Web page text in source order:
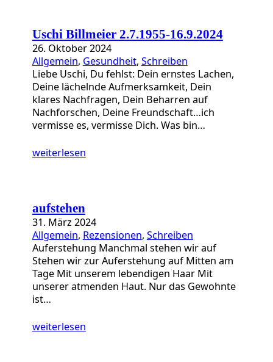
Uschi Billmeier 2.7.1955-16.9.2024
26. Oktober 2024
Allgemein, Gesundheit, Schreiben
Liebe Uschi, Du fehlst: Dein ernstes Lachen,
Deine lächelnde Aufmerksamkeit, Dein
klares Nachfragen, Dein Beharren auf
Nachforschen, Deine Freundschaft…ich
vermisse es, vermisse Dich. Was bin…
weiterlesen
aufstehen
31. März 2024
Allgemein, Rezensionen, Schreiben
Auferstehung Manchmal stehen wir auf
Stehen wir zur Auferstehung auf Mitten am
Tage Mit unserem lebendigen Haar Mit
unserer atmenden Haut. Nur das Gewohnte
ist…
weiterlesen